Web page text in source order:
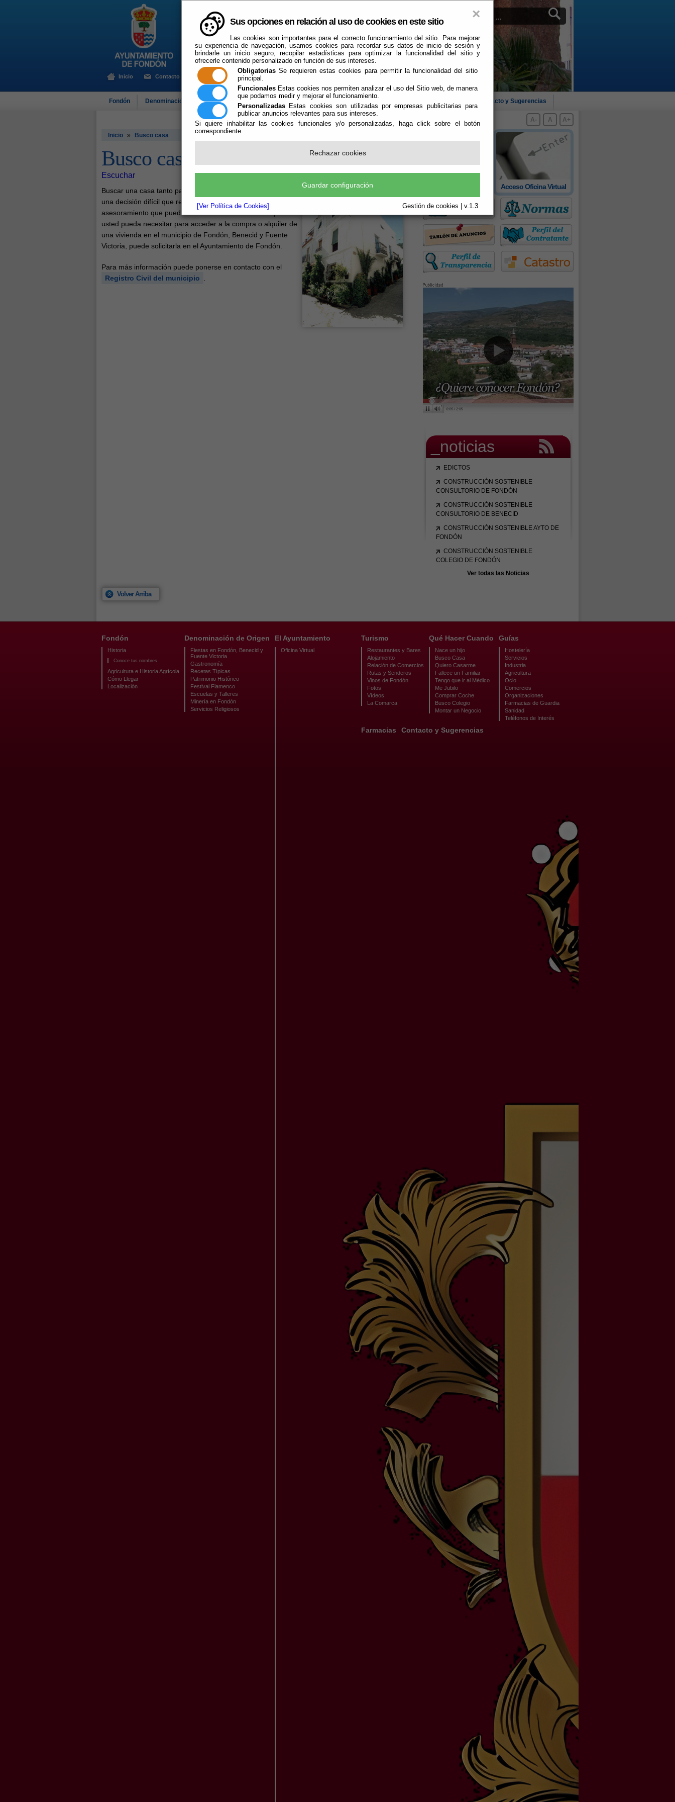
×
Sus opciones en relación al uso de cookies en este sitio
Las cookies son importantes para el correcto funcionamiento del sitio. Para mejorar
su experiencia de navegación, usamos cookies para recordar sus datos de inicio de sesión y
brindarle un inicio seguro, recopilar estadísticas para optimizar la funcionalidad del sitio y
ofrecerle contenido personalizado en función de sus intereses.
Obligatorias Se requieren estas cookies para permitir la funcionalidad del sitio
principal.
Funcionales Estas cookies nos permiten analizar el uso del Sitio web, de manera
que podamos medir y mejorar el funcionamiento.
Personalizadas Estas cookies son utilizadas por empresas publicitarias para
publicar anuncios relevantes para sus intereses.
Si quiere inhabilitar las cookies funcionales y/o personalizadas, haga click sobre el botón
correspondiente.
Rechazar cookies
Guardar configuración
[Ver Política de Cookies] Gestión de cookies | v.1.3
Inicio Contacto
Fondón Denominación de Origen El Ayuntamiento Turismo Contacto y Sugerencias
A+
A
A-
Acceso Oficina Virtual
_noticias
EDICTOS
CONSTRUCCIÓN SOSTENIBLE
CONSULTORIO DE FONDÓN
CONSTRUCCIÓN SOSTENIBLE
CONSULTORIO DE BENECID
CONSTRUCCIÓN SOSTENIBLE AYTO DE
FONDÓN
CONSTRUCCIÓN SOSTENIBLE
COLEGIO DE FONDÓN
Ver todas las Noticias
Inicio » Busco casa
Busco casa
Escuchar
Buscar una casa tanto para alquilar como para comprar es
una decisión difícil que requiere de toda la información y
asesoramiento que pueda tener. Toda la información que
usted pueda necesitar para acceder a la compra o alquiler de
una vivienda en el municipio de Fondón, Benecid y Fuente
Victoria, puede solicitarla en el Ayuntamiento de Fondón.
Para más información puede ponerse en contacto con el
Registro Civil del municipio
Volver Arriba
Fondón
Historia
Conoce tus nombres
Agricultura e Historia Agrícola
Cómo Llegar
Localización
Denominación de Origen
Fiestas en Fondón, Benecid y
Fuente Victoria
Gastronomía
Recetas Típicas
Patrimonio Histórico
Festival Flamenco
Escuelas y Talleres
Minería en Fondón
Servicios Religiosos
El Ayuntamiento
Oficina Virtual
Turismo
Restaurantes y Bares
Alojamiento
Relación de Comercios
Rutas y Senderos
Vinos de Fondón
Fotos
Vídeos
La Comarca
Qué Hacer Cuando
Nace un hijo
Busco Casa
Quiero Casarme
Fallece un Familiar
Tengo que ir al Médico
Me Jubilo
Comprar Coche
Busco Colegio
Montar un Negocio
Guías
Hostelería
Servicios
Industria
Agricultura
Ocio
Comercios
Organizaciones
Farmacias de Guardia
Sanidad
Teléfonos de Interés
Farmacias Contacto y Sugerencias